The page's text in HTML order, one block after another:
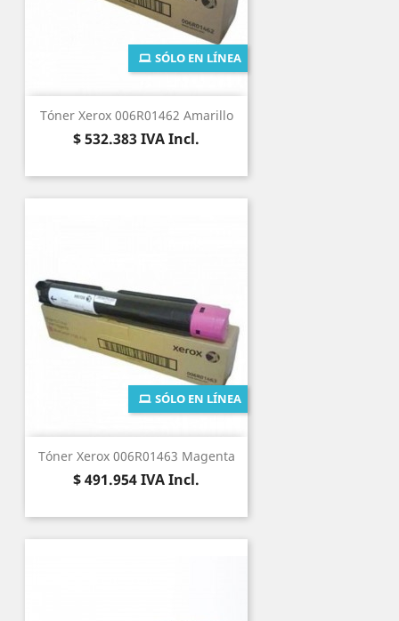
Tóner Xerox 006R01462 Amarillo
Precio
$ 532.383IVA Incl.
SÓLO EN LÍNEA
Tóner Xerox 006R01463 Magenta
Precio
$ 491.954IVA Incl.
SÓLO EN LÍNEA